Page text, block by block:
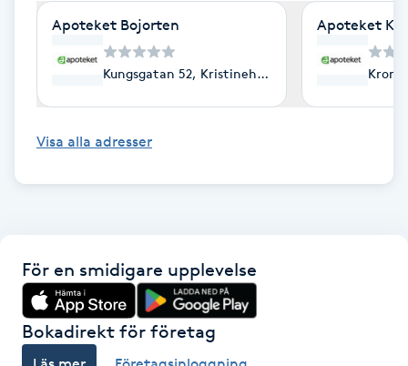
Damklippning
Diamantslipning
Extensions borttagning
Eyeliner-tatuering
Apoteket Bojorten
Kungsgatan 52, Kristinehamn
Apoteket
Visa alla adresser
För en smidigare upplevelse
Bokadirekt för företag